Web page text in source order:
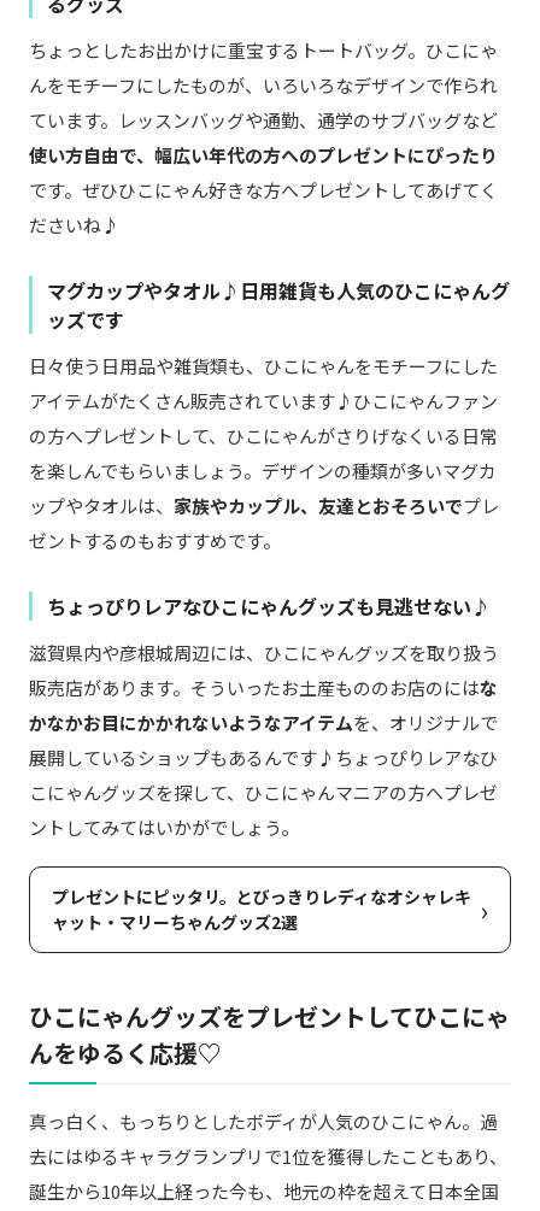
ちょっとしたお出かけに重宝するトートバッグ。ひこにゃ
んをモチーフにしたものが、いろいろなデザインで作られ
ています。レッスンバッグや通勤、通学のサブバッグなど
使い方自由で、幅広い年代の方へのプレゼントにぴったり
です。ぜひひこにゃん好きな方へプレゼントしてあげてく
ださいね♪
マグカップやタオル♪日用雑貨も人気のひこにゃんグ
ッズです
日々使う日用品や雑貨類も、ひこにゃんをモチーフにした
アイテムがたくさん販売されています♪ひこにゃんファン
の方へプレゼントして、ひこにゃんがさりげなくいる日常
を楽しんでもらいましょう。デザインの種類が多いマグカ
ップやタオルは、 家族やカップル、友達とおそろいでプレ
ゼントするのもおすすめです。
ちょっぴりレアなひこにゃんグッズも見逃せない♪
滋賀県内や彦根城周辺には、ひこにゃんグッズを取り扱う
販売店があります。そういったお土産もののお店のにはな
かなかお目にかかれないようなアイテムを、オリジナルで
展開しているショップもあるんです♪ちょっぴりレアなひ
こにゃんグッズを探して、ひこにゃんマニアの方へプレゼ
ントしてみてはいかがでしょう。
プレゼントにピッタリ。とびっきりレディなオシャレキ
ャット・マリーちゃんグッズ2選
›
ひこにゃんグッズをプレゼントしてひこにゃ
んをゆるく応援♡
真っ白く、もっちりとしたボディが人気のひこにゃん。過
去にはゆるキャラグランプリで1位を獲得したこともあり、
誕生から10年以上経った今も、地元の枠を超えて日本全国